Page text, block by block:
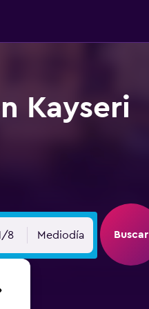
Kayseri
8 Mediodía Buscar